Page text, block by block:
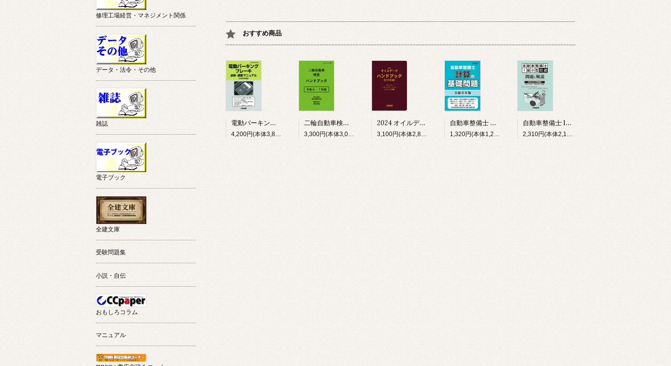
おすすめ商品
電動パーキングブレーキ点検・調整マニュアル 2024年版 二輪自動車検査ハンドブック 令和６・７年版 2024 オイルデータハンドブック 欧州車編 自動車整備士 計算の基礎と問題 令和８年版 自動車整備士 1級小型口述 問題と解説 令和８年５月受験版
修理工場経営・マネジメント関係
データ・法令・その他
雑誌
電子ブック
全建文庫
受験問題集
小説・自伝
おもしろコラム
マニュアル